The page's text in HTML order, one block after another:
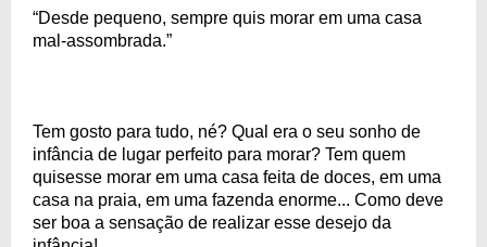
“Desde pequeno, sempre quis morar em uma casa
mal-assombrada.”
Tem gosto para tudo, né? Qual era o seu sonho de
infância de lugar perfeito para morar? Tem quem
quisesse morar em uma casa feita de doces, em uma
casa na praia, em uma fazenda enorme... Como deve
ser boa a sensação de realizar esse desejo da